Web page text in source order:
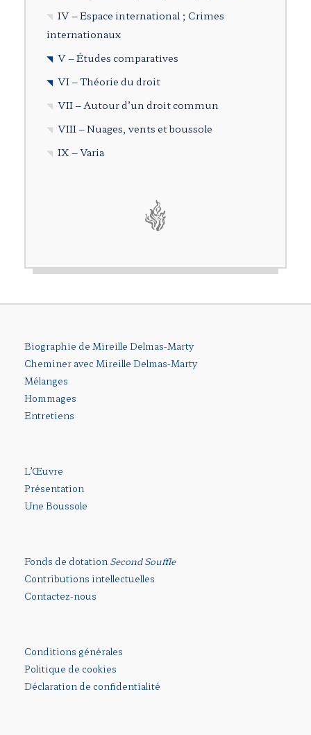
IV – Espace international ; Crimes
internationaux
V – Études comparatives
VI – Théorie du droit
VII – Autour d’un droit commun
VIII – Nuages, vents et boussole
IX – Varia
Biographie de Mireille Delmas-Marty
Cheminer avec Mireille Delmas-Marty
Mélanges
Hommages
Entretiens
L’Œuvre
Présentation
Une Boussole
Fonds de dotation Second Souffle
Contributions intellectuelles
Contactez-nous
Conditions générales
Politique de cookies
Déclaration de confidentialité